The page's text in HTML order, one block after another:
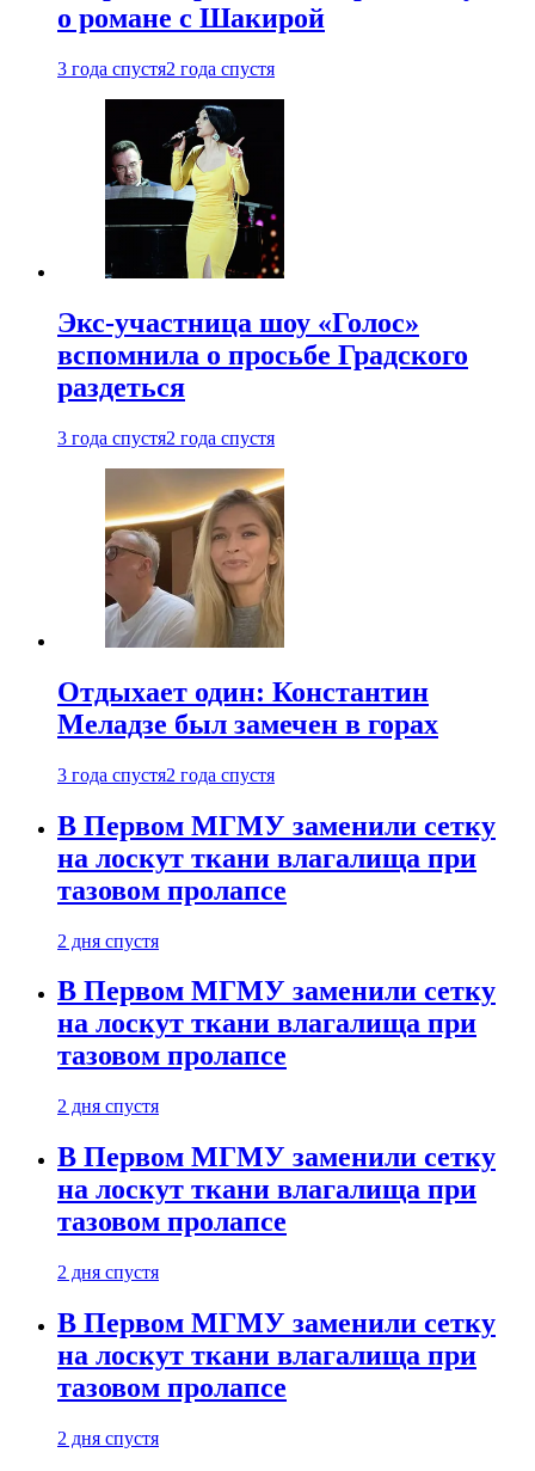
о романе с Шакирой
3 года спустя2 года спустя
Экс-участница шоу «Голос»
вспомнила о просьбе Градского
раздеться
3 года спустя2 года спустя
Отдыхает один: Константин
Меладзе был замечен в горах
3 года спустя2 года спустя
В Первом МГМУ заменили сетку
на лоскут ткани влагалища при
тазовом пролапсе
2 дня спустя
В Первом МГМУ заменили сетку
на лоскут ткани влагалища при
тазовом пролапсе
2 дня спустя
В Первом МГМУ заменили сетку
на лоскут ткани влагалища при
тазовом пролапсе
2 дня спустя
В Первом МГМУ заменили сетку
на лоскут ткани влагалища при
тазовом пролапсе
2 дня спустя